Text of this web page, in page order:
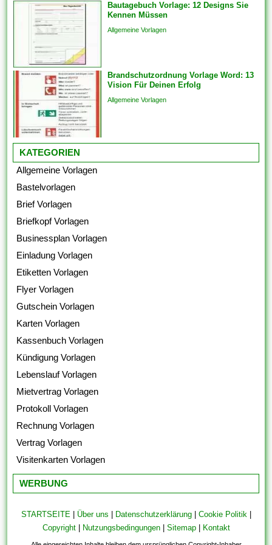
Verwendungszwecke. Das
Verpackungsetikett darf
tatsächlich einen Verkauf
tätigen oder schmeißen. Zu
den Verpackungsetiketten für
besondere...
Bautagebuch Vorlage: 12 Designs Sie
Kennen Müssen
Allgemeine Vorlagen
Brandschutzordnung Vorlage Word: 13
Vision Für Deinen Erfolg
Allgemeine Vorlagen
KATEGORIEN
Allgemeine Vorlagen
Bastelvorlagen
Brief Vorlagen
Briefkopf Vorlagen
Businessplan Vorlagen
Einladung Vorlagen
Etiketten Vorlagen
Flyer Vorlagen
Gutschein Vorlagen
Karten Vorlagen
Kassenbuch Vorlagen
Kündigung Vorlagen
Lebenslauf Vorlagen
Mietvertrag Vorlagen
Protokoll Vorlagen
Rechnung Vorlagen
Vertrag Vorlagen
Visitenkarten Vorlagen
WERBUNG
STARTSEITE Über uns Datenschutzerklärung| Cookie Politik
Copyright| Nutzungsbedingungen| Sitemap| Kontakt